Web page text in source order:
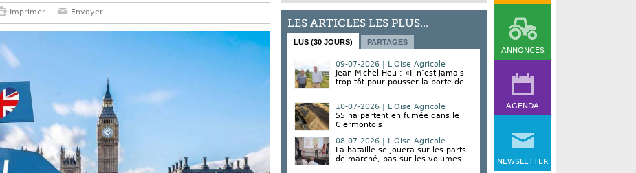
ANNONCES
AGENDA
NEWSLETTER
Imprimer Envoyer
LES ARTICLES LES PLUS...
LUS (30 JOURS) PARTAGES
09-07-2026 | L'Oise Agricole
Jean-Michel Heu : «Il n’est jamais
trop tôt pour pousser la porte de
...
10-07-2026 | L'Oise Agricole
55 ha partent en fumée dans le
Clermontois
08-07-2026 | L'Oise Agricole
La bataille se jouera sur les parts
de marché, pas sur les volumes